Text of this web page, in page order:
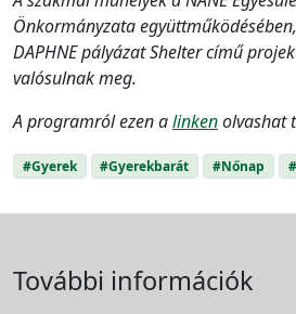
Önkormányzata együttműködésében,
DAPHNE pályázat Shelter című
valósulnak meg.
A programról ezen alinkenolvashat
#Gyerek #Gyerekbarát #Nőnap
További információk